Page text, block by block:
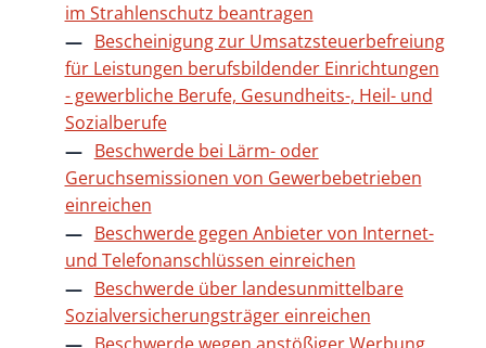
im Strahlenschutz beantragen
Bescheinigung zur Umsatzsteuerbefreiung
für Leistungen berufsbildender Einrichtungen
- gewerbliche Berufe, Gesundheits-, Heil- und
Sozialberufe
Beschwerde bei Lärm- oder
Geruchsemissionen von Gewerbebetrieben
einreichen
Beschwerde gegen Anbieter von Internet-
und Telefonanschlüssen einreichen
Beschwerde über landesunmittelbare
Sozialversicherungsträger einreichen